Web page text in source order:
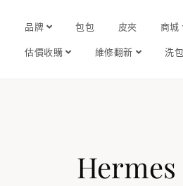
品牌 包包 皮夾 商城
估價收購 維修翻新 洗
Hermes